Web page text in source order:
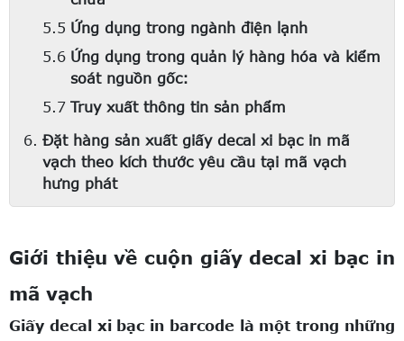
Ứng dụng trong ngành điện lạnh
Ứng dụng trong quản lý hàng hóa và kiểm
soát nguồn gốc:
Truy xuất thông tin sản phẩm
Đặt hàng sản xuất giấy decal xi bạc in mã
vạch theo kích thước yêu cầu tại mã vạch
hưng phát
Giới thiệu về cuộn giấy decal xi bạc in
mã vạch
Giấy decal xi bạc in barcode là một trong những